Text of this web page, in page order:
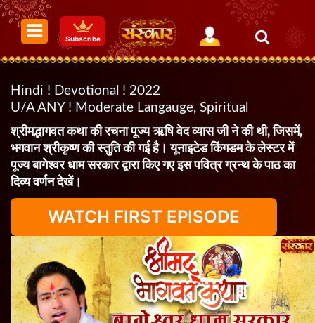
Subscribe
Hindi ! Devotional ! 2022
U/A ANY ! Moderate Langauge, Spiritual
श्रीमद्भागवत कथा की रचना पूज्य ऋषि वेद व्यास जी ने की थी, जिसमें,
भगवान श्रीकृष्ण की स्तुति की गई है। यूनाइटेड किंगडम के लेस्टर में
पूज्य बागेश्वर धाम सरकार द्वारा किए गए इस पवित्र ग्रन्थ के पाठ का
दिव्य वर्णन देखें।
WATCH FIRST EPISODE